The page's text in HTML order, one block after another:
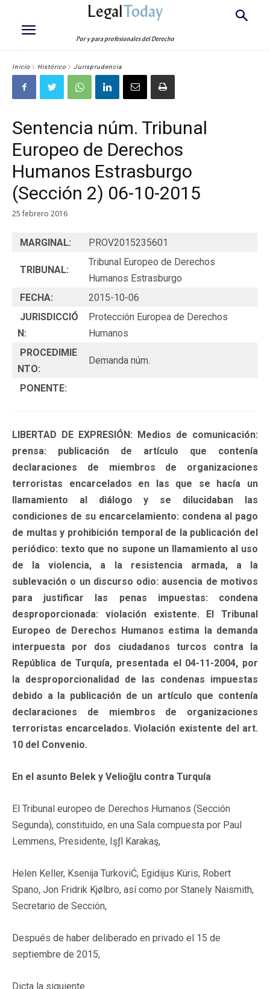
LegalToday
Por y para profesionales del Derecho
Inicio Histórico Jurisprudencia
Sentencia núm. Tribunal
Europeo de Derechos
Humanos Estrasburgo
(Sección 2) 06-10-2015
25 febrero 2016
MARGINAL: PROV2015235601
TRIBUNAL:
Tribunal Europeo de Derechos
Humanos Estrasburgo
FECHA:
2015-10-06
JURISDICCIÓ
N:
Protección Europea de Derechos
Humanos
PROCEDIMIE
NTO:
Demanda núm.
PONENTE:
LIBERTAD DE EXPRESIÓN: Medios de comunicación:
prensa: publicación de artículo que contenía
declaraciones de miembros de organizaciones
terroristas encarcelados en las que se hacía un
llamamiento al diálogo y se dilucidaban las
condiciones de su encarcelamiento: condena al pago
de multas y prohibición temporal de la publicación del
periódico: texto que no supone un llamamiento al uso
de la violencia, a la resistencia armada, a la
sublevación o un discurso odio: ausencia de motivos
para justificar las penas impuestas: condena
desproporcionada: violación existente. El Tribunal
Europeo de Derechos Humanos estima la demanda
interpuesta por dos ciudadanos turcos contra la
República de Turquía, presentada el 04-11-2004, por
la desproporcionalidad de las condenas impuestas
debido a la publicación de un artículo que contenía
declaraciones de miembros de organizaciones
terroristas encarcelados. Violación existente del art.
10 del Convenio.
En el asunto Belek y Velioğlu contra Turquía
El Tribunal europeo de Derechos Humanos (Sección
Segunda), constituido, en una Sala compuesta por Paul
Lemmens, Presidente, Işƒl Karakaş,
Helen Keller, Ksenija TurkoviĆ, Egidijus Küris, Robert
Spano, Jon Fridrik Kjølbro, así como por Stanely Naismith,
Secretario de Sección,
Después de haber deliberado en privado el 15 de
septiembre de 2015,
Dicta la siguiente